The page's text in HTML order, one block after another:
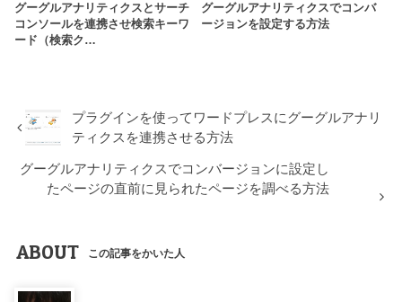
グーグルアナリティクスとサーチ
コンソールを連携させ検索キーワ
ード（検索ク…
グーグルアナリティクスでコンバ
ージョンを設定する方法
プラグインを使ってワードプレスにグーグルアナリ
ティクスを連携させる方法
グーグルアナリティクスでコンバージョンに設定し
たページの直前に見られたページを調べる方法
ABOUT この記事をかいた人